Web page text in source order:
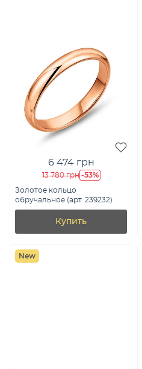
6 474 грн
13 780 грн -53%
Золотое кольцо
обручальное (арт. 239232)
Купить
New